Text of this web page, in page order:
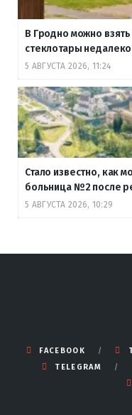
В Гродно можно
стеклотары
5 АВГУСТА 2026, 11:24
Стало известно, как
больница №2 после
5 АВГУСТА 2026, 10:29
FACEBOOK
TELEGRAM